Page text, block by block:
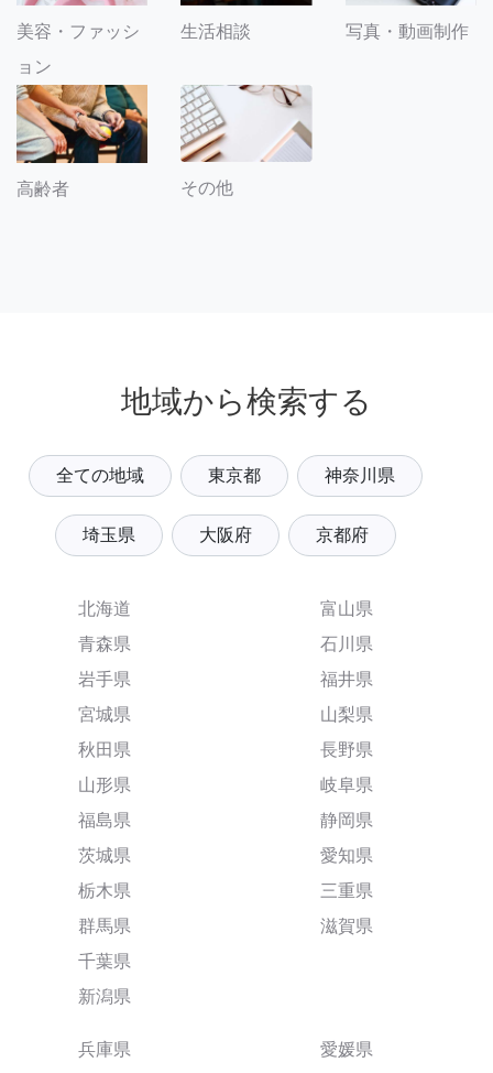
美容・ファッシ
ョン
生活相談 写真・動画制作
高齢者 その他
地域から検索する
全ての地域 東京都 神奈川県
埼玉県 大阪府 京都府
北海道
青森県
岩手県
宮城県
秋田県
山形県
福島県
茨城県
栃木県
群馬県
千葉県
新潟県
富山県
石川県
福井県
山梨県
長野県
岐阜県
静岡県
愛知県
三重県
滋賀県
兵庫県
愛媛県